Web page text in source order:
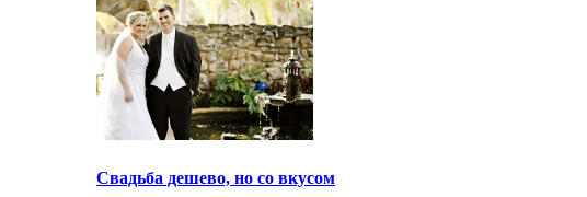
Свадьба дешево, но со вкусом